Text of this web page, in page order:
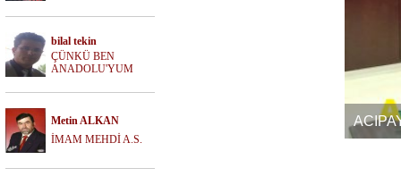
bilal tekin
ÇÜNKÜ BEN
ANADOLU'YUM
Metin ALKAN
İMAM MEHDİ A.S.
Kokusu Var